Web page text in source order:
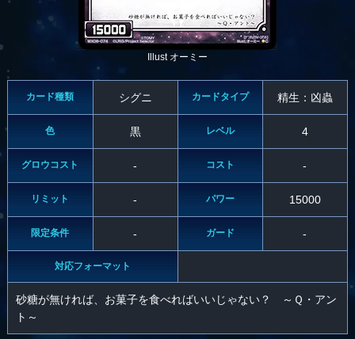
Illust オーミー
カード種類 シグニ カードタイプ 精生：凶蟲
色 黒 レベル 4
グロウコスト - コスト -
リミット - パワー 15000
限定条件 - ガード -
対応フォーマット
砂糖が無ければ、お菓子を食べればいいじゃない？ ～Ｑ・アン
ト～